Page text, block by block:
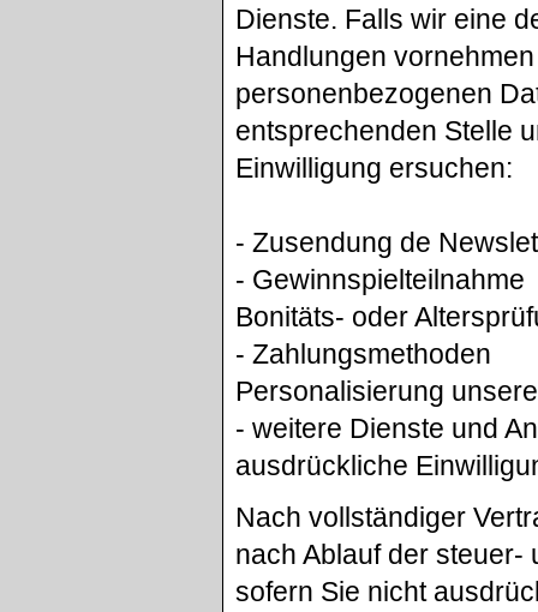
Dienste. Falls wir eine
Handlungen
personenbezogenen
entsprechenden Stelle
Einwilligung ersuchen:
- Zusendung de
- Gewinnspielteilnahme
Bonitäts- oder
- Zahlungsmethoden
Personalisierung
- weitere Dienste und
ausdrückliche
Nach vollständiger
nach Ablauf der steuer-
sofern Sie nicht